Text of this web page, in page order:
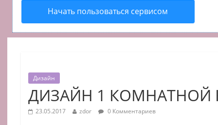
Начать пользоваться сервисом
Дизайн
ДИЗАЙН 1 КОМНАТНОЙ
23.05.2017 zdor 0 Комментариев